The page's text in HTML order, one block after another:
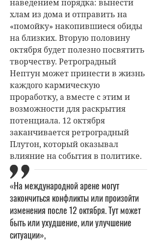
наведением порядка: вынести
хлам из дома и отправить на
«помойку» накопившиеся обиды
на близких. Вторую половину
октября будет полезно посвятить
творчеству. Ретроградный
Нептун может принести в жизнь
каждого кармическую
проработку, а вместе с этим и
возможности для раскрытия
потенциала. 12 октября
заканчивается ретроградный
Плутон, который оказывал
влияние на события в политике.
«На международной арене могут
закончиться конфликты или произойти
изменения после 12 октября. Тут может
быть или ухудшение, или улучшение
ситуации»,